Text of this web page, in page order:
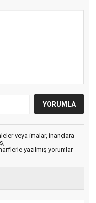
veya imalar, inançlara
yazılmış yorumlar